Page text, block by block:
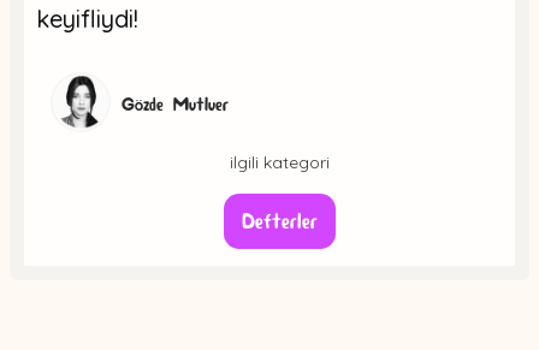
keyifliydi!
Gözde Mutluer
ilgili kategori
Defterler